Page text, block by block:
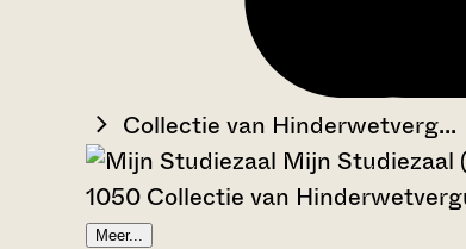
Collectie van Hinderwetverg...
Mijn Studiezaal
1050 Collectie van
Meer...